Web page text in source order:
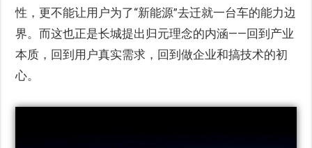
性，更不能让用户为了“新能源”去迁就一台车的能力边
界。而这也正是长城提出归元理念的内涵——回到产业
本质，回到用户真实需求，回到做企业和搞技术的初
心。